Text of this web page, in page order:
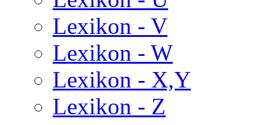
Lexikon - V
Lexikon - W
Lexikon - X,Y
Lexikon - Z